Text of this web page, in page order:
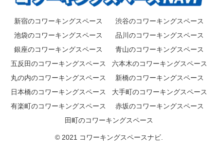
新宿のコワーキングスペース
渋谷のコワーキングスペース
池袋のコワーキングスペース
品川のコワーキングスペース
銀座のコワーキングスペース
青山のコワーキングスペース
五反田のコワーキングスペース
六本木のコワーキングスペース
丸の内のコワーキングスペース
新橋のコワーキングスペース
日本橋のコワーキングスペース
大手町のコワーキングスペース
有楽町のコワーキングスペース
赤坂のコワーキングスペース
田町のコワーキングスペース
© 2021 コワーキングスペースナビ.